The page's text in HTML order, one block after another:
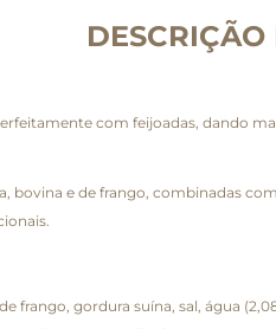
com feijoadas, dando
bovina e de frango, combinadas
frango, gordura suína, sal, água